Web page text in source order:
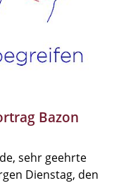
Bazon
sehr geehrte
Dienstag, den